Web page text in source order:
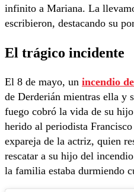
infinito a Mariana. La
escribieron, destacando su
El trágico incidente
El 8 de mayo, un incendio
de Derderián mientras ella y
fuego cobró la vida de su
herido al periodista
expareja de la actriz, quien
rescatar a su hijo del
la familia estaba durmiendo